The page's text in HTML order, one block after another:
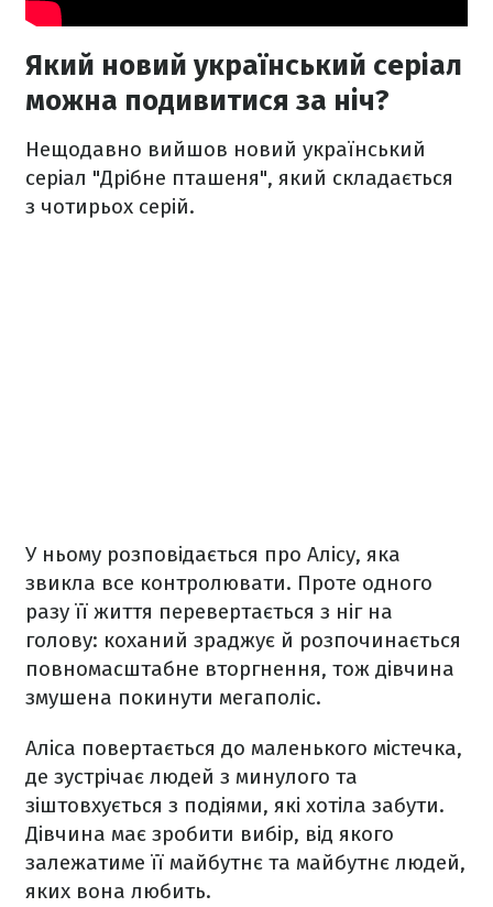
Який новий український серіал
можна подивитися за ніч?
Нещодавно вийшов новий український
серіал "Дрібне пташеня", який складається
з чотирьох серій.
У ньому розповідається про Алісу, яка
звикла все контролювати. Проте одного
разу її життя перевертається з ніг на
голову: коханий зраджує й розпочинається
повномасштабне вторгнення, тож дівчина
змушена покинути мегаполіс.
Аліса повертається до маленького містечка,
де зустрічає людей з минулого та
зіштовхується з подіями, які хотіла забути.
Дівчина має зробити вибір, від якого
залежатиме її майбутнє та майбутнє людей,
яких вона любить.